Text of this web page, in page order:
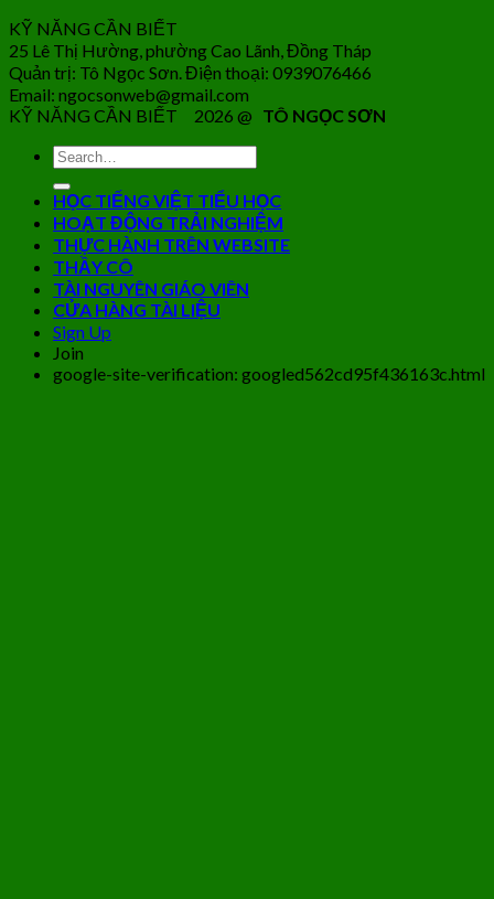
KỸ NĂNG CẦN BIẾT
25 Lê Thị Hường, phường Cao Lãnh, Đồng Tháp
Quản trị: Tô Ngọc Sơn. Điện thoại: 0939076466
Email: ngocsonweb@gmail.com
KỸ NĂNG CẦN BIẾT 2026 @ TÔ NGỌC SƠN
HỌC TIẾNG VIỆT TIỂU HỌC
HOẠT ĐỘNG TRẢI NGHIỆM
THỰC HÀNH TRÊN WEBSITE
THẦY CÔ
TÀI NGUYÊN GIÁO VIÊN
CỬA HÀNG TÀI LIỆU
Sign Up
Join
google-site-verification: googled562cd95f436163c.html